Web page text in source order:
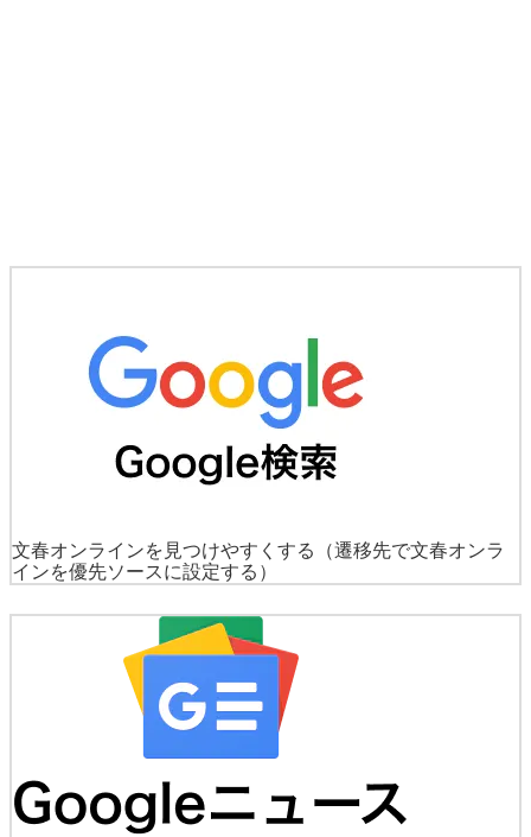
文春オンラインを見つけやすくする
（遷移先で文春オンラ
インを優先ソースに設定する）